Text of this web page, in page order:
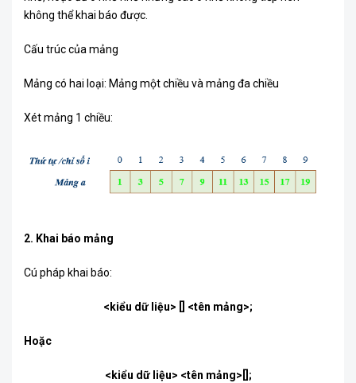
không thể khai báo được.
Cấu trúc của mảng
Mảng có hai loại: Mảng một chiều và mảng đa chiều
Xét mảng 1 chiều:
2. Khai báo mảng
Cú pháp khai báo:
<kiểu dữ liệu> <tên mảng>;
Hoặc
<kiểu dữ liệu> <tên mảng> [];